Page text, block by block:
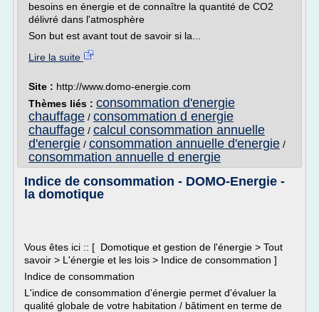
besoins en énergie et de connaître la quantité de CO2
délivré dans l'atmosphère
Son but est avant tout de savoir si la...
Lire la suite
Site : http://www.domo-energie.com
Thèmes liés : consommation d'energie
chauffage / consommation d energie
chauffage / calcul consommation annuelle
d'energie / consommation annuelle d'energie /
consommation annuelle d energie
Indice de consommation - DOMO-Energie -
la domotique
Vous êtes ici :: [ Domotique et gestion de l'énergie > Tout
savoir > L'énergie et les lois > Indice de consommation ]
Indice de consommation
L'indice de consommation d'énergie permet d'évaluer la
qualité globale de votre habitation / bâtiment en terme de